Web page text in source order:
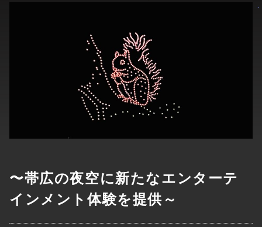
〜帯広の夜空に新たなエンターテ
インメント体験を提供～